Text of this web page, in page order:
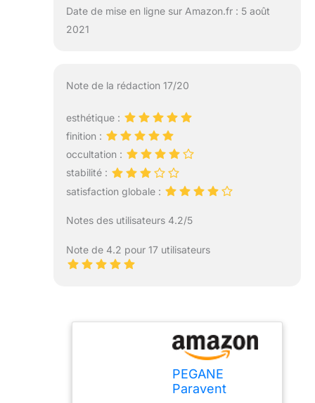
Date de mise en ligne sur Amazon.fr : 5 août
2021
Note de la rédaction 17/20
esthétique :
finition :
occultation :
stabilité :
satisfaction globale :
Notes des utilisateurs 4.2/5
Note de 4.2 pour 17 utilisateurs
PEGANE
Paravent